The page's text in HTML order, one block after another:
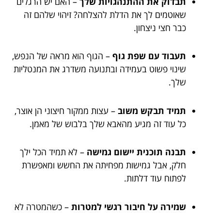
שאוטמים לך את הדלת להצלחה? זיהוי שלהם זה
כבר חצי ניצחון.
תעבוד עם שפת גוף – הגוף הוא מראה של הנפש,
שינוי פשוט בעמידה ובתנועה משדרג את המנטליות
שלך.
תמיד תבקש משוב – עצות ממקור חיצוני הן אוצר,
כל עוד זה מגיע מהאבא שלך בלבוש של מאמן.
תבנה תוכנית יישום גמישה – לא תמיד הכל ילך
חלק, אבל גמישות מפחיתה את החשש ומאפשרת
לפתוח עוד דלתות.
שמירה על חיבור רגשי למטרות – כשהמטרה לא